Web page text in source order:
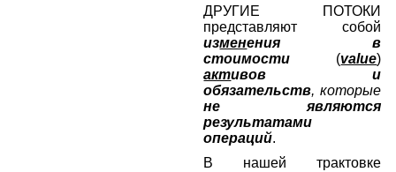
ДРУГИЕ ПОТОКИ
представляют собой
изменения в
стоимости (value)
активов и
обязательств, которые
не являются
результатами
операций.
В нашей трактовке